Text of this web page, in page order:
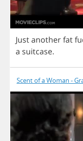
Justanotherfat
a suitcase.
Scent of a Woman -